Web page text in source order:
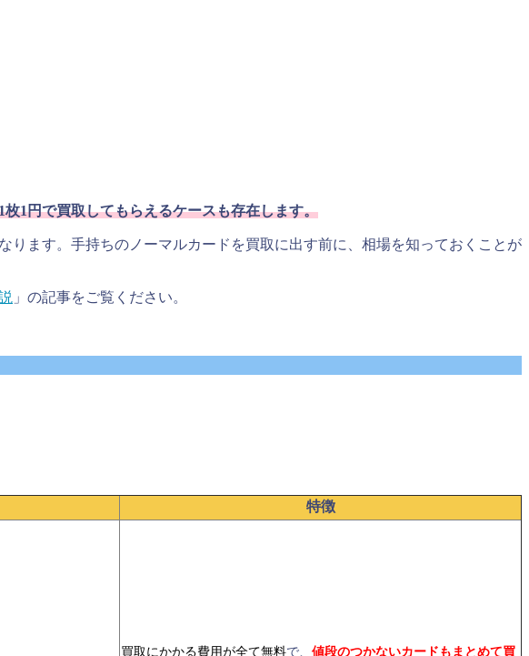
枚1円で買取してもらえるケースも存在します。
ます。手持ちのノーマルカードを買取に出す前に、相場を知っておくことが
」の記事をご覧ください。
特徴
買取にかかる費用が全て無料で、 値段のつかないカードもまとめて買